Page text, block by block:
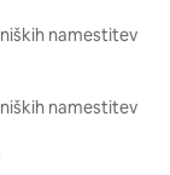
namestitev
namestitev